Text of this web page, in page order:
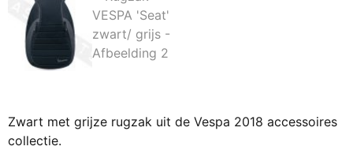
Zwart met grijze rugzak uit de Vespa 2018 accessoires
collectie.